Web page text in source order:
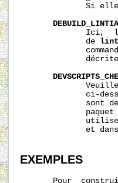
Si
Ici,
              de
ci-
sont
et
EXEMPLES
Pour